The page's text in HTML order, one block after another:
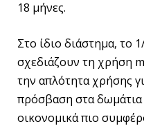
18 μήνες.
Στο ίδιο διάστημα, το
σχεδιάζουν τη χρήση
την απλότητα χρήσης
πρόσβαση στα δωμάτια
οικονομικά πιο